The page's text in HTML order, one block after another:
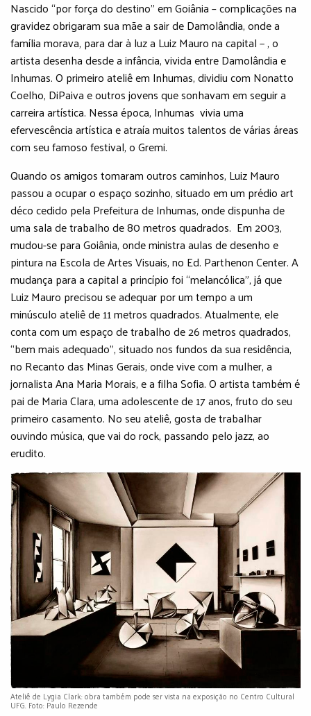
Nascido “por força do destino” em Goiânia – complicações na
gravidez obrigaram sua mãe a sair de Damolândia, onde a
família morava, para dar à luz a Luiz Mauro na capital − , o
artista desenha desde a infância, vivida entre Damolândia e
Inhumas. O primeiro ateliê em Inhumas, dividiu com Nonatto
Coelho, DiPaiva e outros jovens que sonhavam em seguir a
carreira artística. Nessa época, Inhumas vivia uma
efervescência artística e atraía muitos talentos de várias áreas
com seu famoso festival, o Gremi.
Quando os amigos tomaram outros caminhos, Luiz Mauro
passou a ocupar o espaço sozinho, situado em um prédio art
déco cedido pela Prefeitura de Inhumas, onde dispunha de
uma sala de trabalho de 80 metros quadrados. Em 2003,
mudou-se para Goiânia, onde ministra aulas de desenho e
pintura na Escola de Artes Visuais, no Ed. Parthenon Center. A
mudança para a capital a princípio foi “melancólica”, já que
Luiz Mauro precisou se adequar por um tempo a um
minúsculo ateliê de 11 metros quadrados. Atualmente, ele
conta com um espaço de trabalho de 26 metros quadrados,
“bem mais adequado”, situado nos fundos da sua residência,
no Recanto das Minas Gerais, onde vive com a mulher, a
jornalista Ana Maria Morais, e a filha Sofia. O artista também é
pai de Maria Clara, uma adolescente de 17 anos, fruto do seu
primeiro casamento. No seu ateliê, gosta de trabalhar
ouvindo música, que vai do rock, passando pelo jazz, ao
erudito.
Ateliê de Lygia Clark: obra também pode ser vista na exposição no Centro Cultural
UFG. Foto: Paulo Rezende